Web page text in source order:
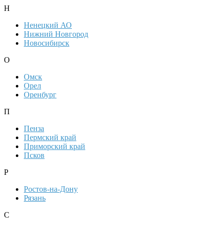
Н
Ненецкий АО
Нижний Новгород
Новосибирск
О
Омск
Орел
Оренбург
П
Пенза
Пермский край
Приморский край
Псков
Р
Ростов-на-Дону
Рязань
С